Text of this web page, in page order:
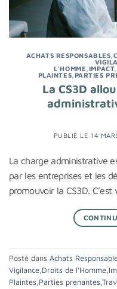
ACHATS RESPONSABLES
L'HOMME IMPACT,
PLAINTES PARTIES
La CS3D
PUBLIÉ LE 14
La charge administrative
par les entreprises et les
promouvoir la CS3D. C’est
Posté dans Achats
Vigilance,Droits de l'Homme,
Plaintes,Parties prenantes,